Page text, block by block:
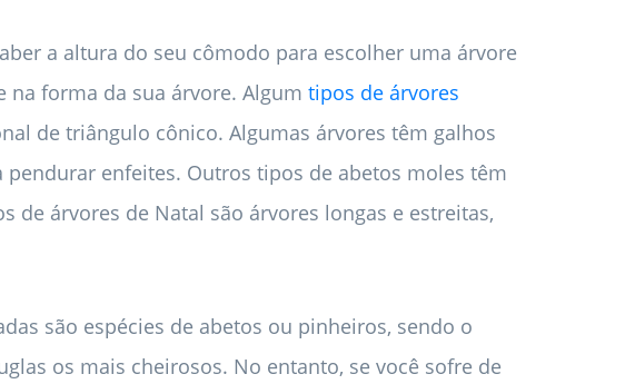
a altura do seu cômodo para escolher uma árvore
na forma da sua árvore. Algum tipos de árvores
de triângulo cônico. Algumas árvores têm galhos
pendurar enfeites. Outros tipos de abetos moles têm
de árvores de Natal são árvores longas e estreitas,
são espécies de abetos ou pinheiros, sendo o
os mais cheirosos. No entanto, se você sofre de